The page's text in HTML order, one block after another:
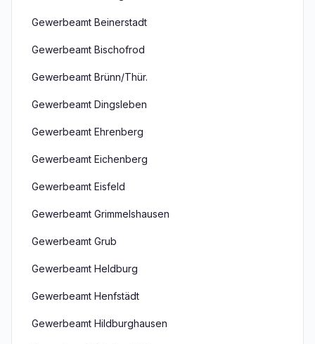
Gewerbeamt Beinerstadt
Gewerbeamt Bischofrod
Gewerbeamt Brünn/Thür.
Gewerbeamt Dingsleben
Gewerbeamt Ehrenberg
Gewerbeamt Eichenberg
Gewerbeamt Eisfeld
Gewerbeamt Grimmelshausen
Gewerbeamt Grub
Gewerbeamt Heldburg
Gewerbeamt Henfstädt
Gewerbeamt Hildburghausen